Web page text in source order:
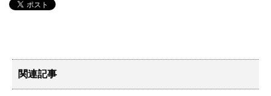
関連記事